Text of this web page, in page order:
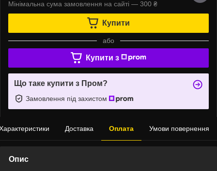
Мінімальна сума замовлення на сайті — 300 ₴
Купити
або
Купити з
Що таке купити з Пром?
Замовлення під захистом
Доставка Оплата Умови повернення
Опис